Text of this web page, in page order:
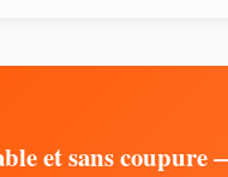
et sans